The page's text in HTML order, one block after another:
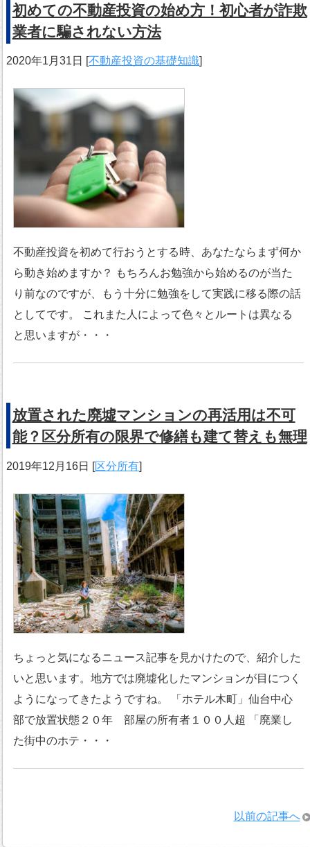
初めての不動産投資の始め方！初心者が詐欺
業者に騙されない方法
2020年1月31日 [不動産投資の基礎知識]
不動産投資を初めて行おうとする時、あなたならまず何か
ら動き始めますか？ もちろんお勉強から始めるのが当た
り前なのですが、もう十分に勉強をして実践に移る際の話
としてです。 これまた人によって色々とルートは異なる
と思いますが・・・
放置された廃墟マンションの再活用は不可
能？区分所有の限界で修繕も建て替えも無理
2019年12月16日 [区分所有]
ちょっと気になるニュース記事を見かけたので、紹介した
いと思います。地方では廃墟化したマンションが目につく
ようになってきたようですね。 「ホテル木町」仙台中心
部で放置状態２０年 部屋の所有者１００人超 「廃業し
た街中のホテ・・・
以前の記事へ